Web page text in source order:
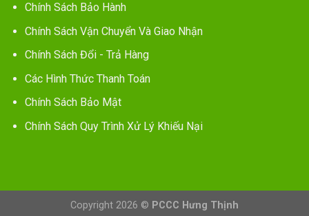
Chính Sách Bảo Hành
Chính Sách Vận Chuyển Và Giao Nhận
Chính Sách Đổi - Trả Hàng
Các Hình Thức Thanh Toán
Chính Sách Bảo Mật
Chính Sách Quy Trình Xử Lý Khiếu Nại
Copyright 2026 © PCCC Hưng Thịnh